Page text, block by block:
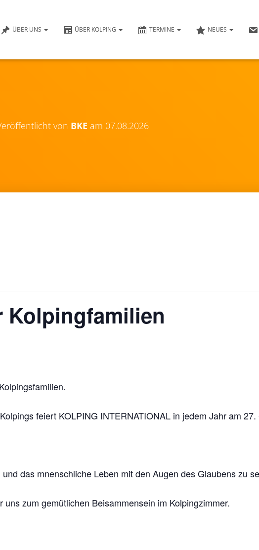
ÜBER UNS ÜBER KOLPING TERMINE NEUES
von BKE am 07.08.2026
Kolpingfamilien
feiert KOLPING INTERNATIONAL in jedem Jahr am
das mnenschliche Leben mit den Augen des Glaubens zu
zum gemütlichen Beisammensein im Kolpingzimmer.